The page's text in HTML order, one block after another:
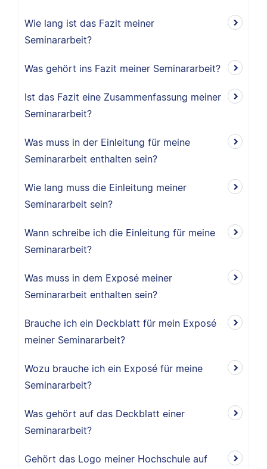
Wie lang ist das Fazit meiner
Seminararbeit?
Was gehört ins Fazit meiner Seminararbeit?
Ist das Fazit eine Zusammenfassung meiner
Seminararbeit?
Was muss in der Einleitung für meine
Seminararbeit enthalten sein?
Wie lang muss die Einleitung meiner
Seminararbeit sein?
Wann schreibe ich die Einleitung für meine
Seminararbeit?
Was muss in dem Exposé meiner
Seminararbeit enthalten sein?
Brauche ich ein Deckblatt für mein Exposé
meiner Seminararbeit?
Wozu brauche ich ein Exposé für meine
Seminararbeit?
Was gehört auf das Deckblatt einer
Seminararbeit?
Gehört das Logo meiner Hochschule auf